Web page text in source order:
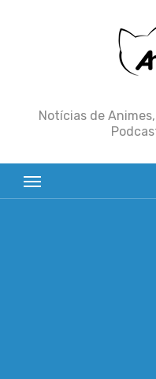
Notícias de